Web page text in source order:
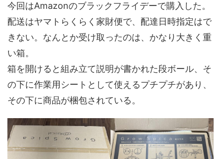
今回はAmazonのブラックフライデーで購入した。
配送はヤマトらくらく家財便で、配達日時指定はで
きない。なんとか受け取ったのは、かなり大きく重
い箱。
箱を開けると組み立て説明が書かれた段ボール、そ
の下に作業用シートとして使えるプチプチがあり、
その下に商品が梱包されている。